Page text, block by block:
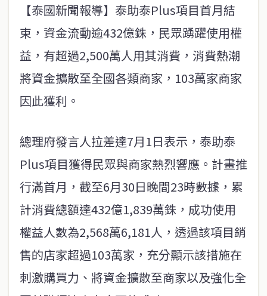
【泰國新聞報導】泰助泰Plus項目首月結
束，資金流動逾432億銖，民眾踴躍使用權
益，有超過2,500萬人用其消費，消費熱潮
將資金擴散至全國各類商家，103萬家商家
因此獲利。
總理府發言人拉差達7月1日表示，泰助泰
Plus項目獲得民眾與商家熱烈響應。計畫推
行滿首月，截至6月30日晚間23時數據，累
計消費總額達432億1,839萬銖，成功使用
權益人數為2,568萬6,181人，透過該項目銷
售的店家超過103萬家，充分顯示該措施在
刺激購買力、將資金擴散至商家以及強化全